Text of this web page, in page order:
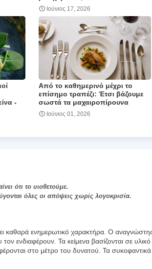
Ιούνιος 17, 2026
‑
Από το καθημερινό μέχρι το
επίσημο τραπέζι: Έτσι βάζουμε
σωστά τα μαχαιροπίρουνα
Ιούνιος 01, 2026
ότι το υιοθετούμε.
όλες οι απόψεις χωρίς λογοκρισία.
ενημερωτικό χαρακτήρα. Ο αναγνώστης
ενδιαφέρουν. Τα κείμενα βασίζονται σε
στο μέτρο του δυνατού. Τα